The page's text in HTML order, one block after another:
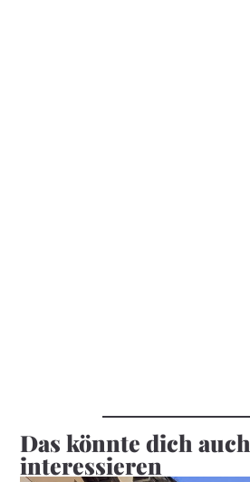
Das könnte dich auch
interessieren